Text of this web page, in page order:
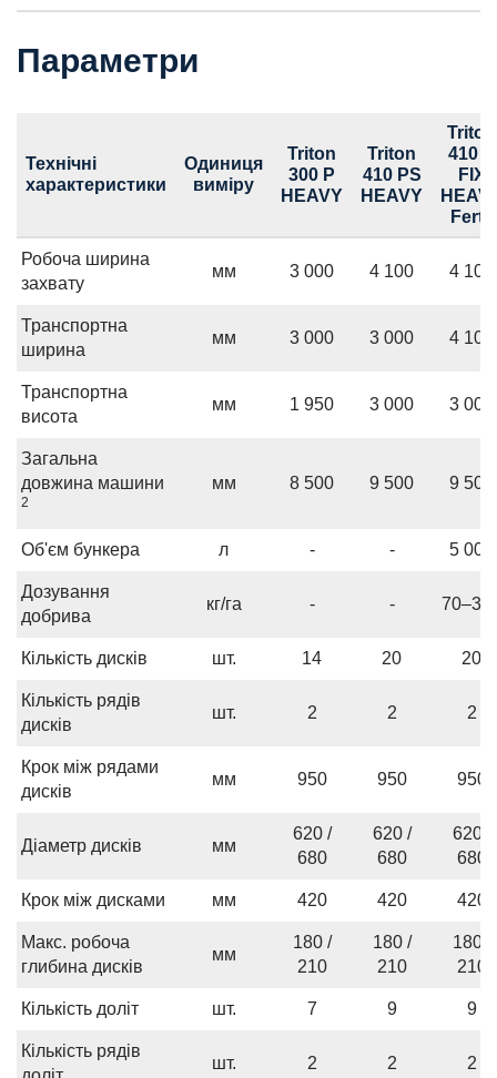
Параметри
Технічні
характеристики
Одиниця
виміру
Triton
300 P
HEAVY
Triton
410 PS
HEAVY
Triton
410 P
FIX
Fert+
Робоча ширина
захвату
мм 3 000 4 100 4 100
Транспортна
ширина
мм 3 000 3 000 4 100
Транспортна
висота
мм 1 950 3 000 3 000
Загальна
довжина машини
2
мм 8 500 9 500 9 500
Об'єм бункера л - - 5 000
Дозування
добрива
кг/га - -
Кількість дисків шт. 14 20 20
Кількість рядів
дисків
шт. 2 2 2
Крок між рядами
дисків
мм 950 950 950
Діаметр дисків мм
620 /
680
620 /
680
620 /
680
Крок між дисками мм 420 420 420
Макс. робоча
глибина дисків
мм
180 /
210
180 /
210
180 /
210
Кількість доліт шт. 7 9 9
Кількість рядів
шт. 2 2 2